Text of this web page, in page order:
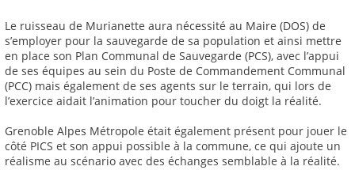
Le ruisseau de Murianette aura nécessité au Maire (DOS) de
s’employer pour la sauvegarde de sa population et ainsi mettre
en place son Plan Communal de Sauvegarde (PCS), avec l’appui
de ses équipes au sein du Poste de Commandement Communal
(PCC) mais également de ses agents sur le terrain, qui lors de
l’exercice aidait l’animation pour toucher du doigt la réalité.
Grenoble Alpes Métropole était également présent pour jouer le
côté PICS et son appui possible à la commune, ce qui ajoute un
réalisme au scénario avec des échanges semblable à la réalité.